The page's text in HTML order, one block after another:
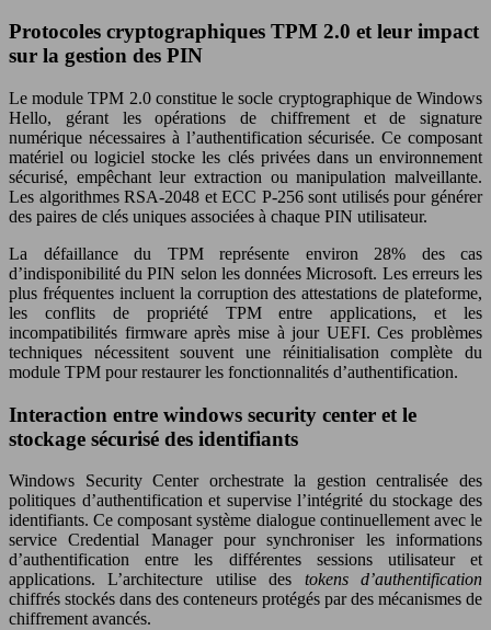
Protocoles cryptographiques TPM 2.0 et leur impact
sur la gestion des PIN
Le module TPM 2.0 constitue le socle cryptographique de Windows
Hello, gérant les opérations de chiffrement et de signature
numérique nécessaires à l’authentification sécurisée. Ce composant
matériel ou logiciel stocke les clés privées dans un environnement
sécurisé, empêchant leur extraction ou manipulation malveillante.
Les algorithmes RSA-2048 et ECC P-256 sont utilisés pour générer
des paires de clés uniques associées à chaque PIN utilisateur.
La défaillance du TPM représente environ 28% des cas
d’indisponibilité du PIN selon les données Microsoft. Les erreurs les
plus fréquentes incluent la corruption des attestations de plateforme,
les conflits de propriété TPM entre applications, et les
incompatibilités firmware après mise à jour UEFI. Ces problèmes
techniques nécessitent souvent une réinitialisation complète du
module TPM pour restaurer les fonctionnalités d’authentification.
Interaction entre windows security center et le
stockage sécurisé des identifiants
Windows Security Center orchestrate la gestion centralisée des
politiques d’authentification et supervise l’intégrité du stockage des
identifiants. Ce composant système dialogue continuellement avec le
service Credential Manager pour synchroniser les informations
d’authentification entre les différentes sessions utilisateur et
applications. L’architecture utilise des tokens d’authentification
chiffrés stockés dans des conteneurs protégés par des mécanismes de
chiffrement avancés.